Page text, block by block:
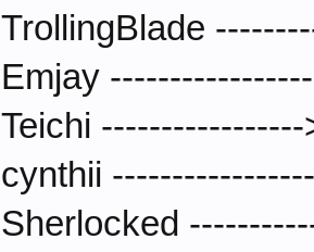
TrollingBlade
Emjay
Teichi
cynthii
Sherlocked